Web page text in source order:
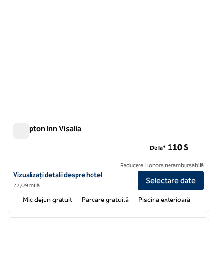
Hampton Inn Visalia
Vizualizați detaliile hotelului Hampton Inn Visalia
Vizualizați detalii despre hotel
27,09 milă
De la* 110 $
Reducere Honors nerambursabilă
Selectare date
Mic dejun gratuit Parcare gratuită Piscina exterioară
1 din 12